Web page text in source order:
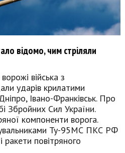
відомо, чим стріляли
війська з
ударів крилатими
Івано-Франківськ. Про
Збройних Сил України.
компоненти ворога.
Ту-95МС ПКС РФ
ракети повітряного